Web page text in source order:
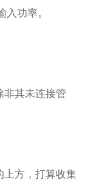
功率。
其未连接管
方，打算收集